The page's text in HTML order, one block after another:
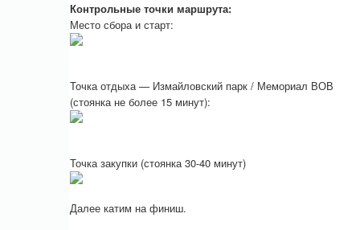
Контрольные точки маршрута:
Место сбора и старт:
Точка отдыха — Измайловский парк / Мемориал ВОВ
(стоянка не более 15 минут):
Точка закупки (стоянка 30-40 минут)
Далее катим на финиш.